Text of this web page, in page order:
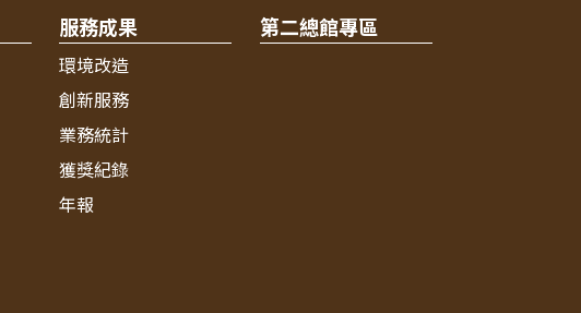
服務成果
環境改造
創新服務
業務統計
獲獎紀錄
年報
第二總館專區